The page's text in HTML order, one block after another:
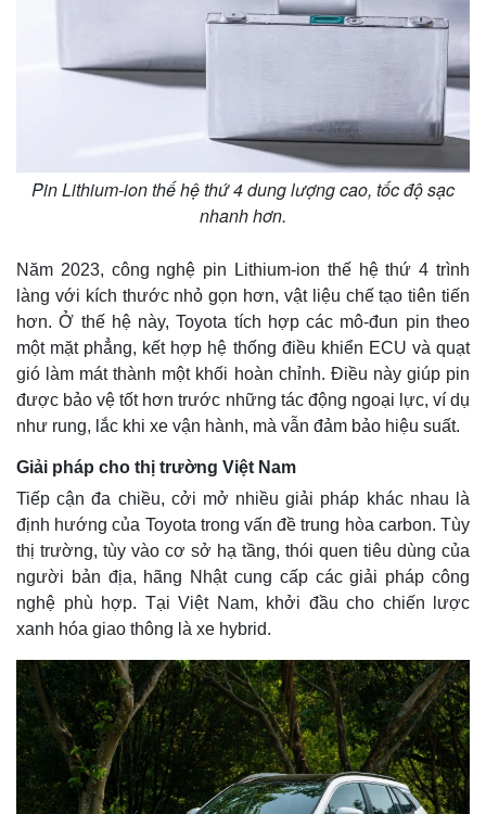
Kinh tế
Bất động sản
Thị trường
Giá vàng
Pin Lithium-ion thế hệ thứ 4 dung lượng cao, tốc độ sạc
nhanh hơn.
Năm 2023, công nghệ pin Lithium-ion thế hệ thứ 4 trình
làng với kích thước nhỏ gọn hơn, vật liệu chế tạo tiên tiến
hơn. Ở thế hệ này, Toyota tích hợp các mô-đun pin theo
một mặt phẳng, kết hợp hệ thống điều khiển ECU và quạt
gió làm mát thành một khối hoàn chỉnh. Điều này giúp pin
được bảo vệ tốt hơn trước những tác động ngoại lực, ví dụ
như rung, lắc khi xe vận hành, mà vẫn đảm bảo hiệu suất.
Giải pháp cho thị trường Việt Nam
Tiếp cận đa chiều, cởi mở nhiều giải pháp khác nhau là
định hướng của Toyota trong vấn đề trung hòa carbon. Tùy
thị trường, tùy vào cơ sở hạ tầng, thói quen tiêu dùng của
người bản địa, hãng Nhật cung cấp các giải pháp công
nghệ phù hợp. Tại Việt Nam, khởi đầu cho chiến lược
xanh hóa giao thông là xe hybrid.